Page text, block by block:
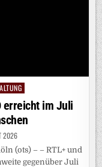
erreicht im Juli
2026
(ots) – – RTL+ und
gegenüber Juli